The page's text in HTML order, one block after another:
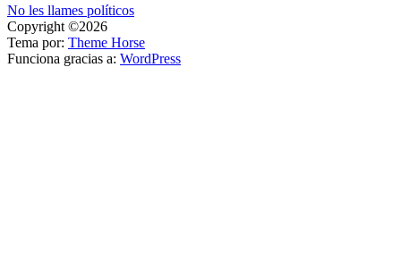
Navegación
de
entradas
No les llames políticos
Copyright ©2026
Tema por: Theme Horse
Funciona gracias a: WordPress